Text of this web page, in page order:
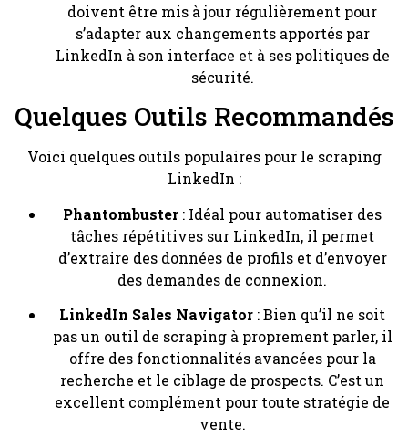
doivent être mis à jour régulièrement pour
s’adapter aux changements apportés par
LinkedIn à son interface et à ses politiques de
sécurité.
Quelques Outils Recommandés
Voici quelques outils populaires pour le scraping
LinkedIn :
Phantombuster : Idéal pour automatiser des
tâches répétitives sur LinkedIn, il permet
d’extraire des données de profils et d’envoyer
des demandes de connexion.
LinkedIn Sales Navigator : Bien qu’il ne soit
pas un outil de scraping à proprement parler, il
offre des fonctionnalités avancées pour la
recherche et le ciblage de prospects. C’est un
excellent complément pour toute stratégie de
vente.